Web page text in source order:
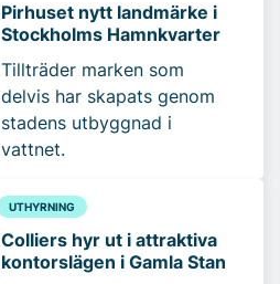
Pirhuset nytt landmärke i
Stockholms Hamnkvarter
Tillträder marken som
delvis har skapats genom
stadens utbyggnad i
vattnet.
UTHYRNING
Colliers hyr ut i attraktiva
kontorslägen i Gamla Stan